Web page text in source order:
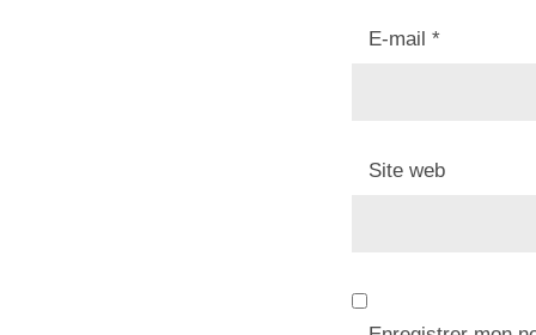
E-mail *
Site web